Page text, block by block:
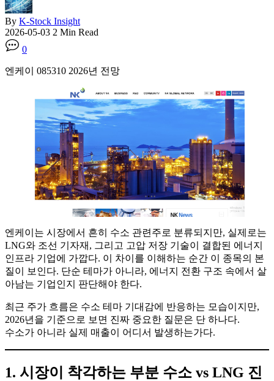
By K-Stock Insight
2026-05-03 2 Min Read
0
엔케이 085310 2026년 전망
엔케이는 시장에서 흔히 수소 관련주로 분류되지만, 실제로는
LNG와 조선 기자재, 그리고 고압 저장 기술이 결합된 에너지
인프라 기업에 가깝다. 이 차이를 이해하는 순간 이 종목의 본
질이 보인다. 단순 테마가 아니라, 에너지 전환 구조 속에서 살
아남는 기업인지 판단해야 한다.
최근 주가 흐름은 수소 테마 기대감에 반응하는 모습이지만,
2026년을 기준으로 보면 진짜 중요한 질문은 단 하나다.
수소가 아니라 실제 매출이 어디서 발생하는가다.
1. 시장이 착각하는 부분 수소 vs LNG 진